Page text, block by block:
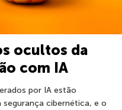
ocultos da
com IA
por IA estão
cibernética, e o